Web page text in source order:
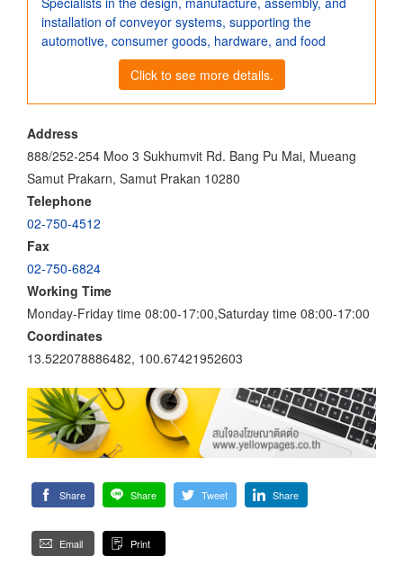
installation of conveyor systems, supporting the
automotive, consumer goods, hardware, and food
Click to see more details.
Address
888/252-254 Moo 3 Sukhumvit Rd. Bang Pu Mai, Mueang
Samut Prakarn, Samut Prakan 10280
Telephone
02-750-4512
Fax
02-750-6824
Working Time
Monday-Friday time 08:00-17:00,Saturday time 08:00-17:00
Coordinates
13.522078886482, 100.67421952603
Share Share Tweet Share
Email Print